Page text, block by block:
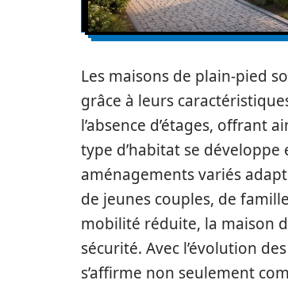
Les maisons de plain-pied
grâce à leurs
l’absence d’étages, offrant
type d’habitat se
aménagements variés
de jeunes couples, de
mobilité réduite, la maison
sécurité. Avec l’évolution
s’affirme non seulement